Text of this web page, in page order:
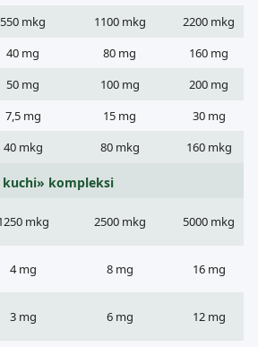
550 mkg 1100 mkg
2200 mkg
40 mg 80 mg
160 mg
50 mg 100 mg
200 mg
7,5 mg 15 mg
30 mg
40 mkg 80 mkg 160 mkg
kompleksi
mkg 2500 mkg 5000 mkg
4 mg 8 mg 16 mg
3 mg 6 mg 12 mg